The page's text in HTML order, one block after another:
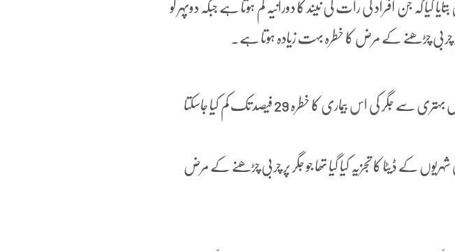
کہ جن افراد کی رات کی نیند کا دورانیہ کم ہوتا ہے جبکہ دوپہر کو
چڑھنے کے مرض کا خطرہ بہت زیادہ ہوتا ہے۔
تحقیق کے مطابق نیند کے معیار میں معتدل بہتری سے جگر کی اس بیماری کا خطرہ 29 فیصد تک کم کیا جاسکتا
چینی شہریوں کے ڈیٹا کا تجزیہ کیا گیا تھا جو جگر پر چربی چڑھنے کے مرض